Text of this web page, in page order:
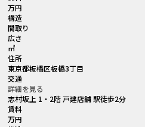
万円
構造
間取り
広さ
㎡
住所
東京都板橋区板橋3丁目
交通
詳細を見る
志村坂上 1・2階 戸建店舗 駅徒歩2分
賃料
万円